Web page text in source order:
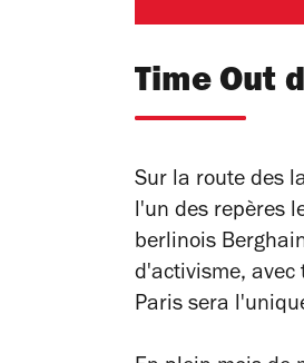
Time Out
Sur la route des
l'un des repères
berlinois
d'activisme, avec
Paris sera